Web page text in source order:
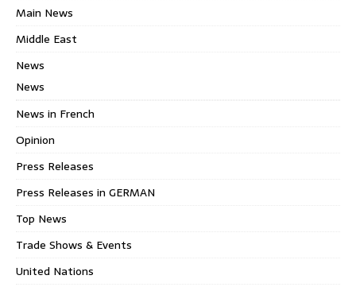
Main News
Middle East
News
News
News in French
Opinion
Press Releases
Press Releases in GERMAN
Top News
Trade Shows & Events
United Nations